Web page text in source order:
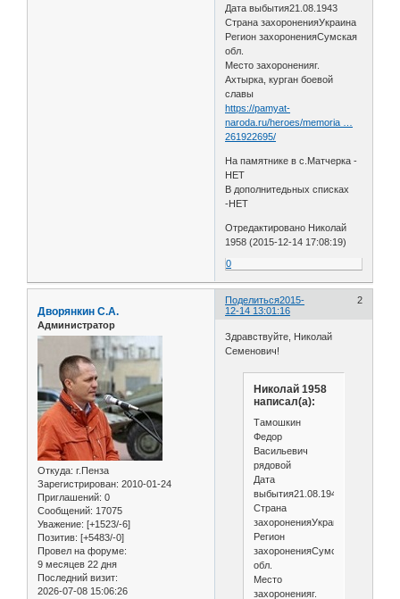
Дата выбытия21.08.1943
Страна захороненияУкраина
Регион захороненияСумская
обл.
Место захороненияг.
Ахтырка, курган боевой
славы
https://pamyat-
naroda.ru/heroes/memoria …
261922695/
На памятнике в с.Матчерка -
НЕТ
В дополнитедьных списках
-НЕТ
Отредактировано Николай
1958 (2015-12-14 17:08:19)
0
Поделиться 2
2015-
12-14 13:01:16
Дворянкин С.А.
Администратор
Откуда: г.Пенза
Зарегистрирован: 2010-01-24
Приглашений: 0
Сообщений: 17075
Уважение: [+1523/-6]
Позитив: [+5483/-0]
Провел на форуме:
9 месяцев 22 дня
Последний визит:
2026-07-08 15:06:26
Здравствуйте, Николай
Семенович!
Николай 1958
написал(а):
Тамошкин
Федор
Васильевич
рядовой
Дата
выбытия21.08.1943
Страна
захороненияУкраина
Регион
захороненияСумская
обл.
Место
захороненияг.